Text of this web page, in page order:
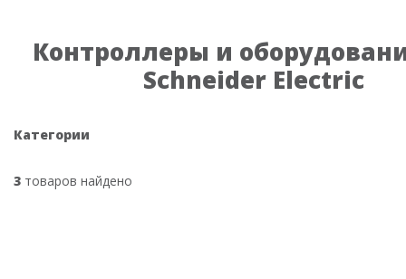
Контроллеры и
Schneider Electric
Категории
3 товаров найдено